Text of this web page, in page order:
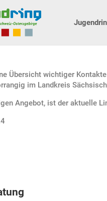
Übersicht wichtiger
im Landkreis
Angebot, ist der aktuelle